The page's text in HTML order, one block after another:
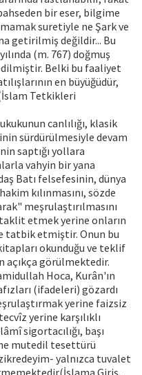
bir eser, bilgime
suretiyle ne Şark ve
getirilmiş değildir... Bu
(m. 767) doğmuş
Belki bu faaliyet
en büyüğüdür,
Tetkikleri
canlılığı, klasik
sürdürülmesiyle devam
saptığı yollara
vahyin bir yana
Batı felsefesinin, dünya
kılınmasını, sözde
meşrulaştırılmasını
etmek yerine onların
tatbik etmiştir. Onun bu
okunduğu ve teklif
görülmektedir.
Hoca, Kurân'ın
(ifadeleri) gözardı
yerine faizsiz
yerine karşılıklı
sigortacılığı, başı
mutedil tesettürü
yalnızca tuvalet